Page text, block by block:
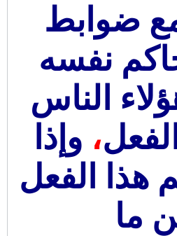
ضوابط
نفسه
الناس
، وإذا
هذا الفعل
ما